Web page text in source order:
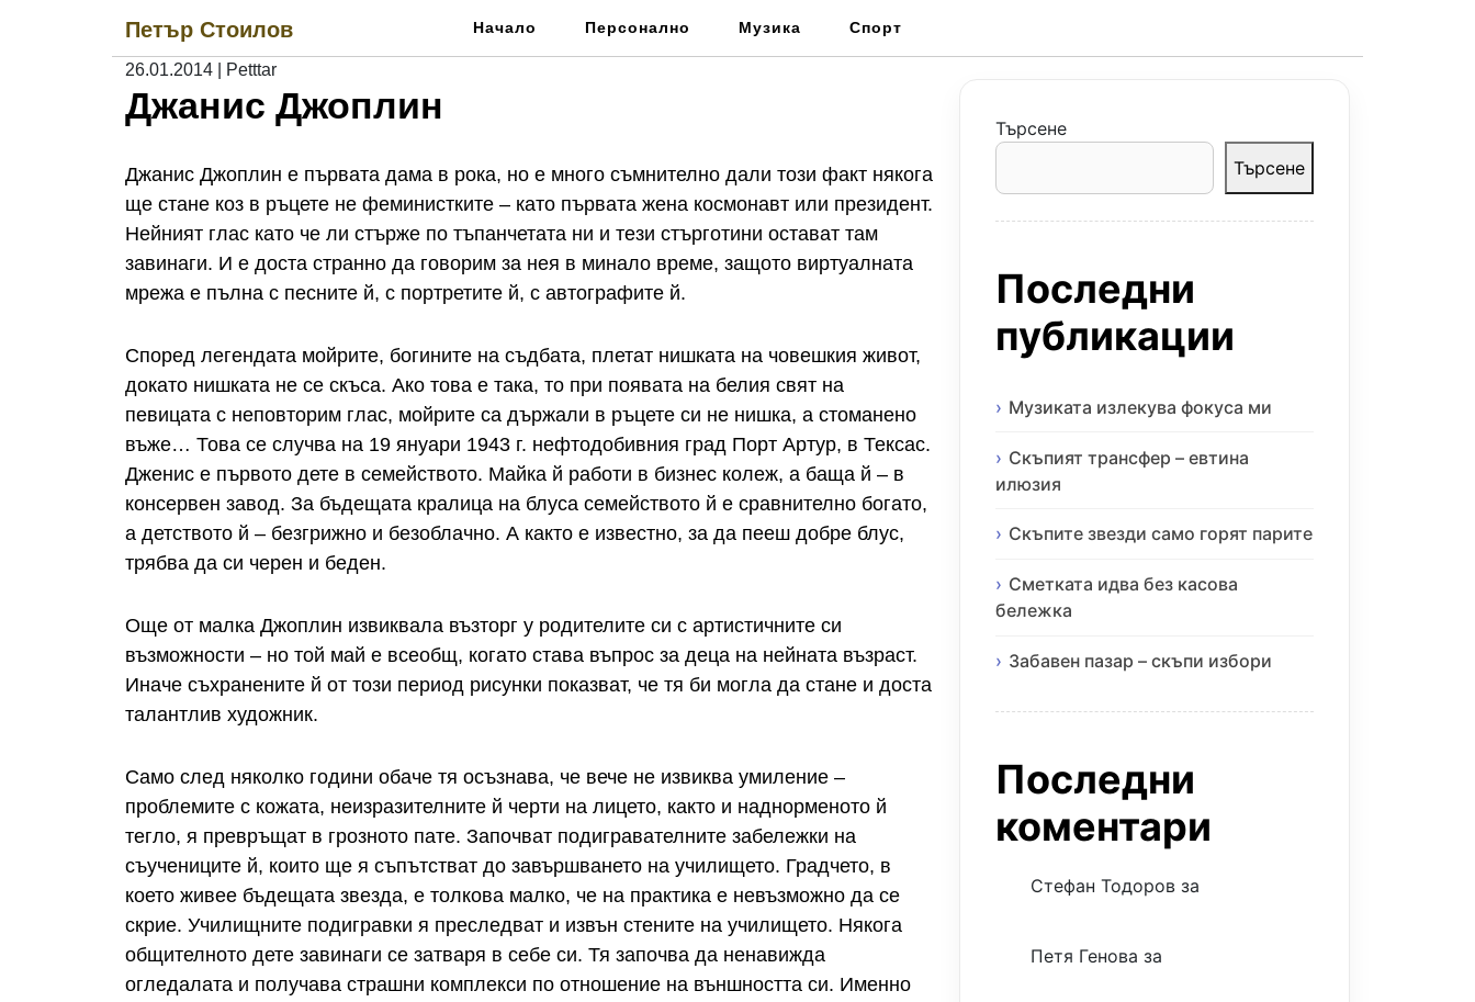
Петър Стоилов Начало Персонално Музика Спорт
26.01.2014 Petttar
Джанис Джоплин
Джанис Джоплин е първата дама в рока, но е много съмнително дали този факт някога
ще стане коз в ръцете не феминистките – като първата жена космонавт или президент.
Нейният глас като че ли стърже по тъпанчетата ни и тези стърготини остават там
завинаги. И е доста странно да говорим за нея в минало време, защото виртуалната
мрежа е пълна с песните й, с портретите й, с автографите й.
Според легендата мойрите, богините на съдбата, плетат нишката на човешкия живот,
докато нишката не се скъса. Ако това е така, то при появата на белия свят на
певицата с неповторим глас, мойрите са държали в ръцете си не нишка, а стоманено
въже… Това се случва на 19 януари 1943 г. нефтодобивния град Порт Артур, в Тексас.
Дженис е първото дете в семейството. Майка й работи в бизнес колеж, а баща й – в
консервен завод. За бъдещата кралица на блуса семейството й е сравнително богато,
а детството й – безгрижно и безоблачно. А както е известно, за да пееш добре блус,
трябва да си черен и беден.
Още от малка Джоплин извиквала възторг у родителите си с артистичните си
възможности – но той май е всеобщ, когато става въпрос за деца на нейната възраст.
Иначе съхранените й от този период рисунки показват, че тя би могла да стане и доста
талантлив художник.
Само след няколко години обаче тя осъзнава, че вече не извиква умиление –
проблемите с кожата, неизразителните й черти на лицето, както и наднорменото й
тегло, я превръщат в грозното пате. Започват подигравателните забележки на
съучениците й, които ще я съпътстват до завършването на училището. Градчето, в
което живее бъдещата звезда, е толкова малко, че на практика е невъзможно да се
скрие. Училищните подигравки я преследват и извън стените на училището. Някога
общителното дете завинаги се затваря в себе си. Тя започва да ненавижда
огледалата и получава страшни комплекси по отношение на външността си. Именно
Търсене
Търсене
Последни
публикации
Музиката излекува фокуса ми
Скъпият трансфер – евтина
илюзия
Скъпите звезди само горят парите
Сметката идва без касова
бележка
Забавен пазар – скъпи избори
Последни
коментари
Стефан Тодоров за
Петя Генова за